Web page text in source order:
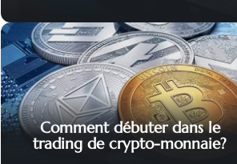
Comment débuter dans le
trading de crypto-monnaie?